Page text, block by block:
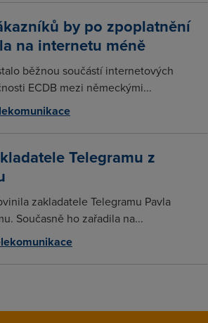
by po zpoplatnění
na internetu méně
běžnou součástí internetových
ECDB mezi německými...
Telegramu z
zakladatele Telegramu Pavla
Současně ho zařadila na...